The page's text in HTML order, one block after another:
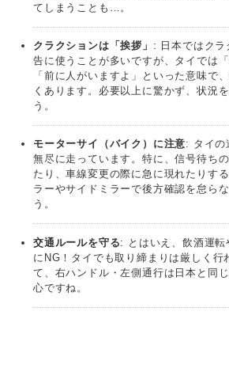
てしまうことも…。
クラクションは「挨拶」 : 日本ではクラ
告に使うことが多いですが、タイでは
「前に人がいますよ」といった意味で
くあります。必要以上に驚かず、状況
う。
モーターサイ（バイク）に注意: タイの
無尽に走っています。特に、信号待ち
たり、車線変更の際に急に現れたりす
ラーやサイドミラーで後方確認を怠ら
う。
交通ルールを守る: とはいえ、飲酒運
にNG！タイでも取り締まりは厳しく行
て、右ハンドル・左側通行は日本と同
心ですね。